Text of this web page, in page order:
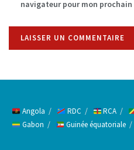
navigateur pour mon
Angola RDC RCA
Gabon
Guinée équatoriale